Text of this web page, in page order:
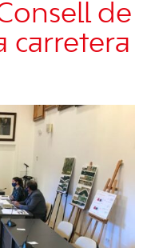
de
carretera